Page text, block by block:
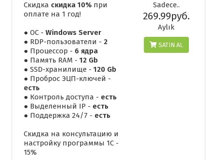
Скидка скидка 10% при
оплате на 1 год!
● ОС - Windows Server
● RDP-пользователи - 2
● Процессор - 6 ядра
● Память RAM - 12 Gb
● SSD-хранилище - 120 Gb
● Проброс ЭЦП-ключей -
есть
● Контроль доступа - есть
● Выделенный IP - есть
● Поддержка 24/7 - есть
Скидка на консультацию и
настройку программы 1С -
15%
Sadece..
269.99руб.
Aylık
SATIN AL